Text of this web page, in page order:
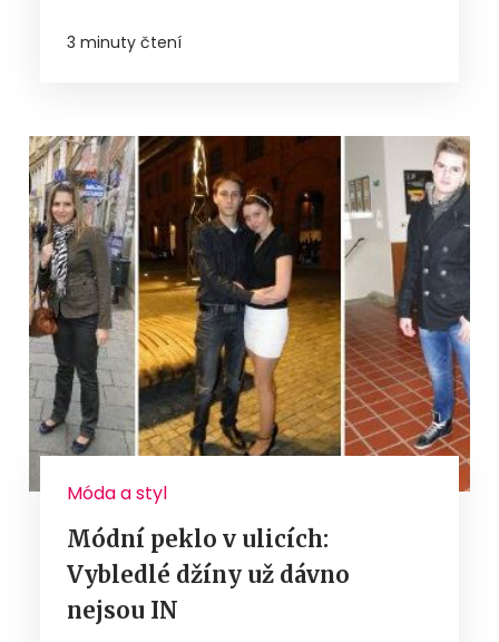
3 minuty čtení
Móda a styl
Módní peklo v ulicích:
Vybledlé džíny už dávno
nejsou IN